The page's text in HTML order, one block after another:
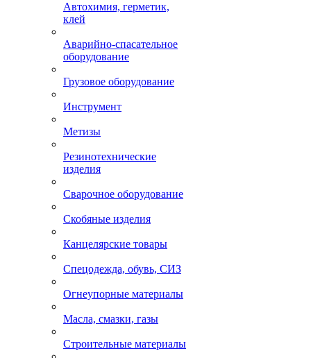
Автохимия, герметик,
клей
Аварийно-спасательное
оборудование
Грузовое оборудование
Инструмент
Метизы
Резинотехнические
изделия
Сварочное оборудование
Скобяные изделия
Канцелярские товары
Спецодежда, обувь, СИЗ
Огнеупорные материалы
Масла, смазки, газы
Строительные материалы